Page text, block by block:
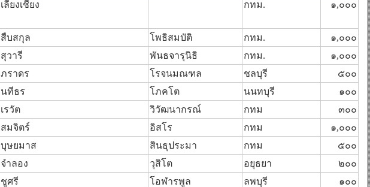
เลี่ยงเชียง กทม. ๑,๐๐๐
สืบสกุล โพธิสมบัติ กทม.
๑,๐๐๐
สุวารี พันธจารุนิธิ กทม.
๑,๐๐๐
ภราดร โรจนมณฑล ชลบุรี
๕๐๐
นทีธร โภคโต นนทบุรี
๑๐๐
เรวัต วิวัฒนากรณ์ กทม
๓๐๐
สมจิตร์ อิสโร กทม
๑,๐๐๐
บุษยมาส สินธุประมา กทม
๕๐๐
จำลอง วุสิโต อยุธยา
๒๐๐
ชูศรี โอฬารพูล ลพบุรี
๑๐๐